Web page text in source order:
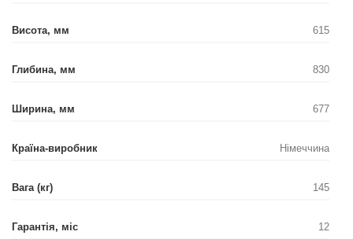
Висота, мм 615
Глибина, мм 830
Ширина, мм 677
Країна-виробник Німеччина
Вага (кг) 145
Гарантія, міс 12